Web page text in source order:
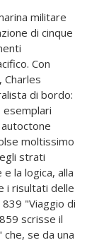
militare
di cinque
Con
Charles
di bordo:
esemplari
moltissimo
strati
la logica, alla
i risultati delle
"Viaggio di
scrisse il
se da una